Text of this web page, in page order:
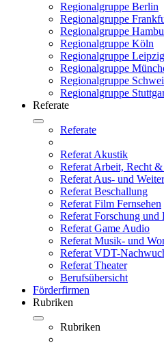
Regionalgruppe Berlin
Regionalgruppe
Regionalgruppe
Regionalgruppe Köln
Regionalgruppe Leipzig
Regionalgruppe
Regionalgruppe
Regionalgruppe
Referate
Referate
Referat Akustik
Referat Arbeit, Recht &
Referat Aus- und
Referat Beschallung
Referat Film Fernsehen
Referat Forschung
Referat Game Audio
Referat Musik- und
Referat VDT-
Referat Theater
Berufsübersicht
Förderfirmen
Rubriken
Rubriken